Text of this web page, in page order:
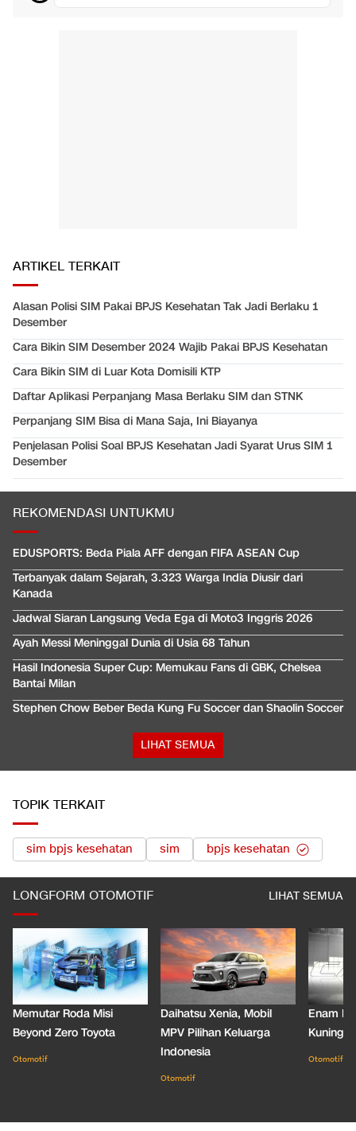
ARTIKEL TERKAIT
Alasan Polisi SIM Pakai BPJS Kesehatan Tak Jadi Berlaku 1
Desember
Cara Bikin SIM Desember 2024 Wajib Pakai BPJS Kesehatan
Cara Bikin SIM di Luar Kota Domisili KTP
Daftar Aplikasi Perpanjang Masa Berlaku SIM dan STNK
Perpanjang SIM Bisa di Mana Saja, Ini Biayanya
Penjelasan Polisi Soal BPJS Kesehatan Jadi Syarat Urus SIM 1
Desember
REKOMENDASI UNTUKMU
EDUSPORTS: Beda Piala AFF dengan FIFA ASEAN Cup
Terbanyak dalam Sejarah, 3.323 Warga India Diusir dari
Kanada
Jadwal Siaran Langsung Veda Ega di Moto3 Inggris 2026
Ayah Messi Meninggal Dunia di Usia 68 Tahun
Hasil Indonesia Super Cup: Memukau Fans di GBK, Chelsea
Bantai Milan
Stephen Chow Beber Beda Kung Fu Soccer dan Shaolin Soccer
LIHAT SEMUA
TOPIK TERKAIT
sim bpjs kesehatan sim bpjs kesehatan
LONGFORM OTOMOTIF LIHAT SEMUA
Memutar Roda Misi
Beyond Zero Toyota
Otomotif
Daihatsu Xenia, Mobil
MPV Pilihan Keluarga
Indonesia
Otomotif
Enam
Kuning
Otomotif